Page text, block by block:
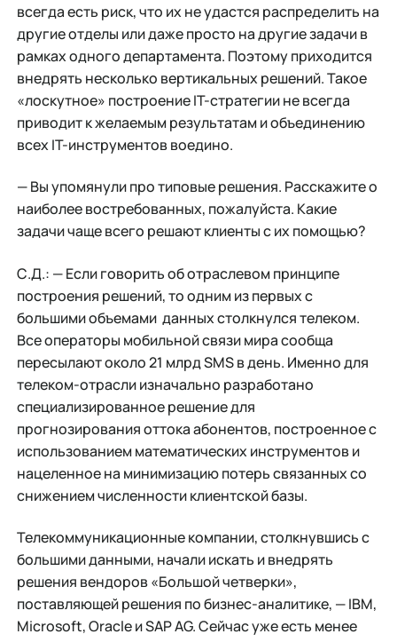
всегда есть риск, что их не удастся распределить на
другие отделы или даже просто на другие задачи в
рамках одного департамента. Поэтому приходится
внедрять несколько вертикальных решений. Такое
«лоскутное» построение IT-стратегии не всегда
приводит к желаемым результатам и объединению
всех IT-инструментов воедино.
— Вы упомянули про типовые решения. Расскажите о
наиболее востребованных, пожалуйста. Какие
задачи чаще всего решают клиенты с их помощью?
С.Д.: — Если говорить об отраслевом принципе
построения решений, то одним из первых с
большими объемами данных столкнулся телеком.
Все операторы мобильной связи мира сообща
пересылают около 21 млрд SMS в день. Именно для
телеком-отрасли изначально разработано
специализированное решение для
прогнозирования оттока абонентов, построенное с
использованием математических инструментов и
нацеленное на минимизацию потерь связанных со
снижением численности клиентской базы.
Телекоммуникационные компании, столкнувшись с
большими данными, начали искать и внедрять
решения вендоров «Большой четверки»,
поставляющей решения по бизнес-аналитике, — IBM,
Microsoft, Oracle и SAP AG. Сейчас уже есть менее